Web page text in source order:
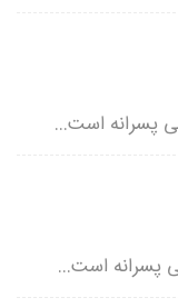
پسرانه است…
پسرانه است…